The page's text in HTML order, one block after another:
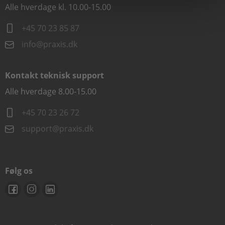
Alle hverdage kl. 10.00-15.00
+45 70 23 85 87
info@praxis.dk
Kontakt teknisk support
Alle hverdage 8.00-15.00
+45 70 23 26 72
support@praxis.dk
Følg os